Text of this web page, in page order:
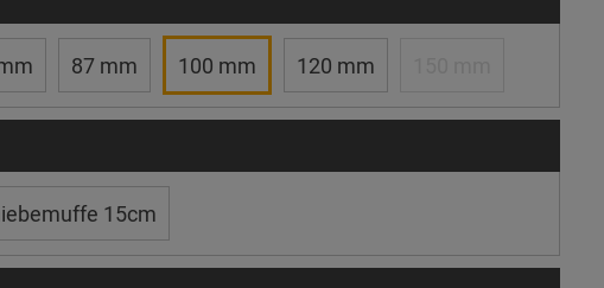
87 mm 100 mm 120 mm
15cm